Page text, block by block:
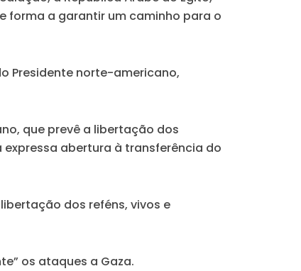
forma a garantir um caminho para o
Presidente norte-americano,
que prevê a libertação dos
abertura à transferência do
dos reféns, vivos e
os ataques a Gaza.